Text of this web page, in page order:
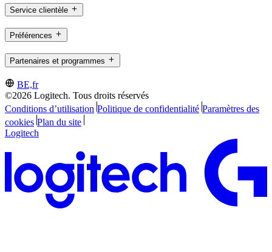
Service clientèle
Préférences
Partenaires et programmes
BE,fr
©2026 Logitech. Tous droits réservés
Conditions d’utilisation Politique de confidentialité Paramètres des
cookies Plan du site
Logitech